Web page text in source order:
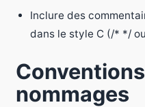
Inclure des
dans le style C (/* */
nommages